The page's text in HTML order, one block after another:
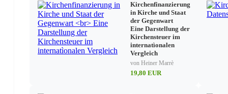
Grenzen des Rechts auf Kirchensteuererhebung
Inhalt des Rechts auf Kirchensteuererhebung
Kirchenfinanzierung
in Kirche und Staat
der Gegenwart
Eine Darstellung der
Kirchensteuer im
internatìonalen
Vergleich
von Heiner Marrè
19,80 EUR